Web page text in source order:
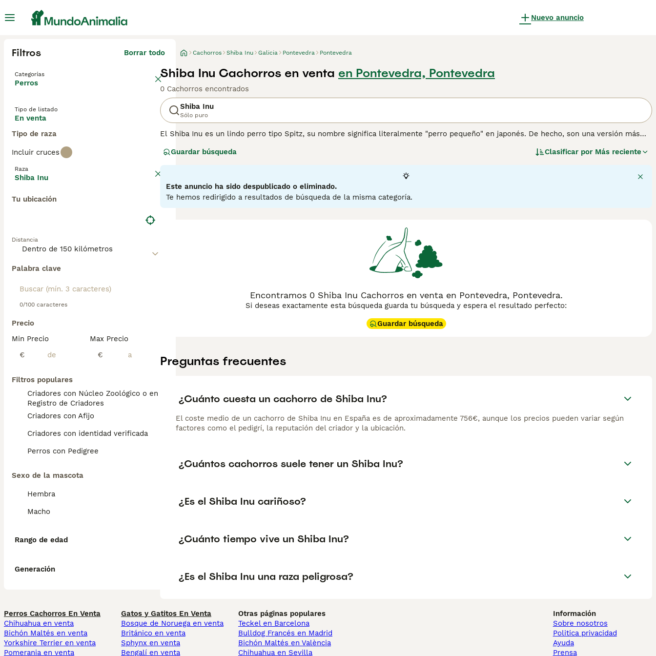
Nuevo anuncio
Filtros Borrar todo
Categorías
Perros
Tipo de listado
En venta
Tipo de raza
Incluir cruces
Raza
Shiba Inu
Tu ubicación
Distancia
Palabra clave
0/100 caracteres
Precio
Min Precio
€
Max Precio
€
Filtros populares
Criadores con Núcleo Zoológico o en el
Registro de Criadores
Criadores con Afijo
Criadores con identidad verificada
Perros con Pedigree
Sexo de la mascota
Hembra
Macho
Rango de edad
Generación
Cachorros Shiba Inu Galicia Pontevedra Pontevedra
Shiba Inu Cachorros en venta en Pontevedra, Pontevedra
0 Cachorros encontrados
Shiba Inu
Sólo puro
El Shiba Inu es un lindo perro tipo Spitz, su nombre significa literalmente "perro pequeño" en japonés. De hecho, son una versión más
Shiba Inu siempre parecen estar interesados en todo lo que sucede a su alrededor y, a lo largo de los años, se han ganado una
Lee nuestra página de consejos de compra de Shiba Inu
Guardar búsqueda Clasificar por Más reciente
Este anuncio ha sido despublicado o eliminado.
Te hemos redirigido a resultados de búsqueda de la misma categoría.
Encontramos 0 Shiba Inu Cachorros en venta en Pontevedra, Pontevedra.
Si deseas exactamente esta búsqueda guarda tu búsqueda y espera el resultado perfecto:
Guardar búsqueda
Preguntas frecuentes
¿Cuánto cuesta un cachorro de Shiba Inu?
El coste medio de un cachorro de Shiba Inu en España es de aproximadamente 756€, aunque los precios pueden variar según
factores como el pedigrí, la reputación del criador y la ubicación.
¿Cuántos cachorros suele tener un Shiba Inu?
¿Es el Shiba Inu cariñoso?
¿Cuánto tiempo vive un Shiba Inu?
¿Es el Shiba Inu una raza peligrosa?
Perros Cachorros En Venta
Chihuahua en venta
Bichón Maltés en venta
Yorkshire Terrier en venta
Pomerania en venta
Gatos y Gatitos En Venta
Bosque de Noruega en venta
Británico en venta
Sphynx en venta
Bengalí en venta
Otras páginas populares
Teckel en Barcelona
Bulldog Francés en Madrid
Bichón Maltés en València
Chihuahua en Sevilla
Información
Sobre nosotros
Politica privacidad
Ayuda
Prensa